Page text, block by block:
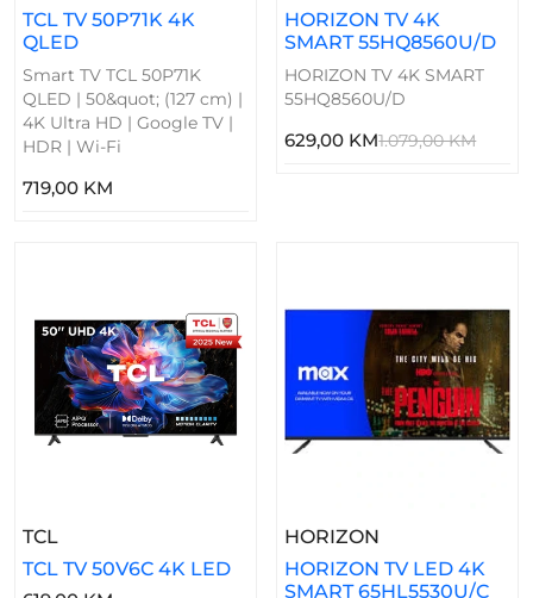
TCL TV 50P71K 4K
QLED
Smart TV TCL 50P71K
QLED | 50&quot; (127 cm) |
4K Ultra HD | Google TV |
HDR | Wi-Fi
719,00 KM
HORIZON TV 4K
SMART 55HQ8560U/D
HORIZON TV 4K SMART
55HQ8560U/D
629,00 KM1.079,00 KM
TCL– TCL TV 50V6C 4K LED
TCL TV 50V6C 4K LED
HORIZON
HORIZON TV LED 4K
SMART 65HL5530U/C